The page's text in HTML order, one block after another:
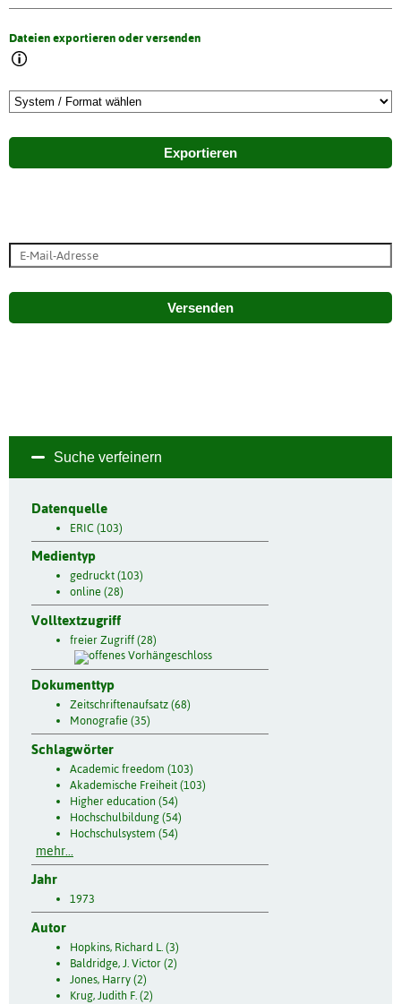
Dateien exportieren oder versenden
Exportieren
Versenden
Suche verfeinern
Datenquelle
ERIC (103)
Medientyp
gedruckt (103)
online (28)
Volltextzugriff
freier Zugriff (28)
Dokumenttyp
Zeitschriftenaufsatz (68)
Monografie (35)
Schlagwörter
Academic freedom (103)
Akademische Freiheit (103)
Higher education (54)
Hochschulbildung (54)
Hochschulsystem (54)
mehr...
Jahr
1973
Autor
Hopkins, Richard L. (3)
Baldridge, J. Victor (2)
Jones, Harry (2)
Krug, Judith F. (2)